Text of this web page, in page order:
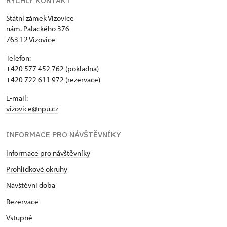
Státní zámek Vizovice
nám. Palackého 376
763 12 Vizovice
Telefon:
+420 577 452 762 (pokladna)
+420 722 611 972 (rezervace)
E-mail:
vizovice@npu.cz
INFORMACE PRO NÁVŠTĚVNÍKY
Informace pro návštěvníky
Prohlídkové okruhy
Návštěvní doba
Rezervace
Vstupné